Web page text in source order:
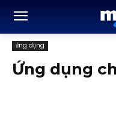
ứng dụng
Ứng dụng